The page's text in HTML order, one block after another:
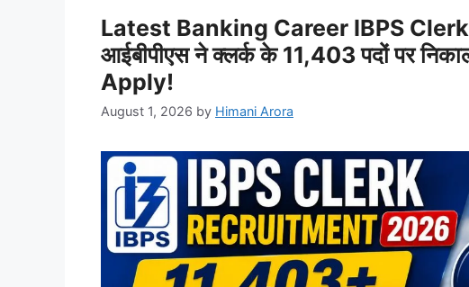
Latest Banking Career IBPS
आईबीपीएस ने क्लर्क के 11,403 पदों पर
Apply!
August 1, 2026 by Himani Arora